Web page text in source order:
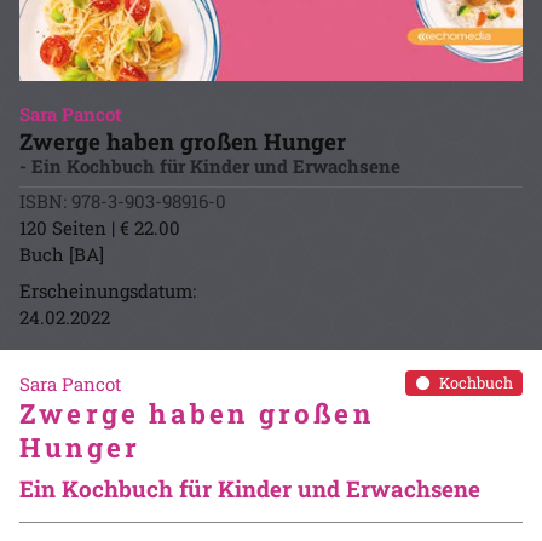
Sara Pancot
Zwerge haben großen Hunger
- Ein Kochbuch für Kinder und Erwachsene
ISBN: 978-3-903-98916-0
120 Seiten | € 22.00
Buch [BA]
Erscheinungsdatum:
24.02.2022
Kochbuch
Sara Pancot
Zwerge haben großen
Hunger
Ein Kochbuch für Kinder und Erwachsene